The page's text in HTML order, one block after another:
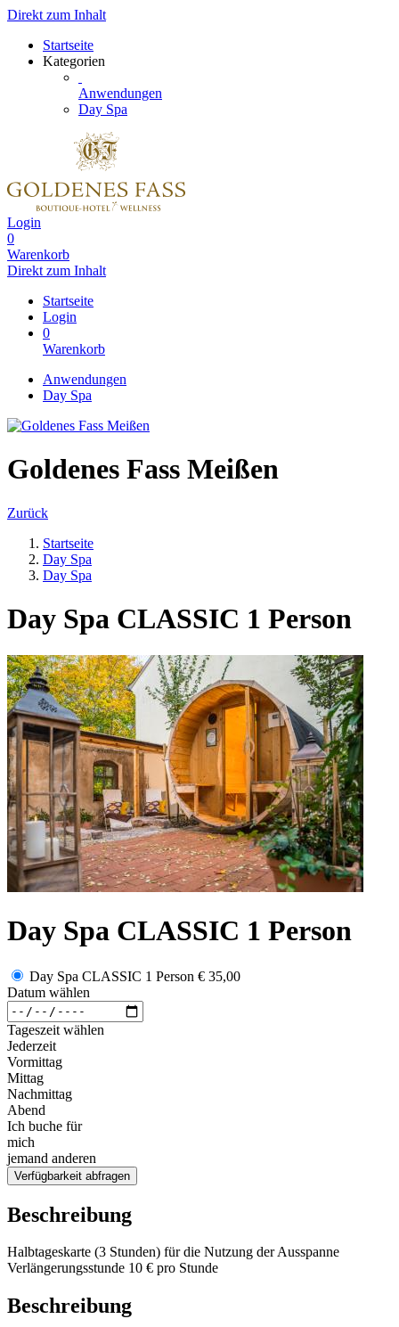
Direkt zum Inhalt
Startseite
Kategorien
Anwendungen
Day Spa
Login
0
Warenkorb
Direkt zum Inhalt
Startseite
Login
0
Warenkorb
Anwendungen
Day Spa
Goldenes Fass Meißen
Zurück
Startseite
Day Spa
Day Spa
Day Spa CLASSIC 1 Person
Day Spa CLASSIC 1 Person
Day Spa CLASSIC 1 Person € 35,00
Datum wählen
Tageszeit wählen
Jederzeit
Vormittag
Mittag
Nachmittag
Abend
Ich buche für
mich
jemand anderen
Verfügbarkeit abfragen
Beschreibung
Halbtageskarte (3 Stunden) für die Nutzung der Ausspanne
Verlängerungsstunde 10 € pro Stunde
Beschreibung